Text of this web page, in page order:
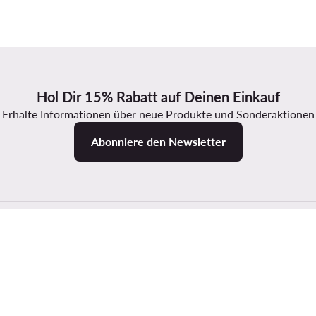
Hol Dir 15% Rabatt auf Deinen Einkauf
Erhalte Informationen über neue Produkte und Sonderaktionen
Abonniere den Newsletter